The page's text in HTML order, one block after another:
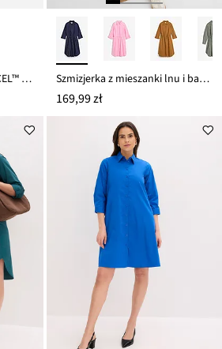
Sukienka szmizjerka, TENCEL™ Lyocell Szmizjerka z mieszanki lnu i bawełny
169,99 zł